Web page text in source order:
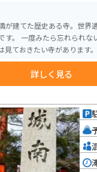
が建てた歴史ある寺。世界
す。 一度みたら忘れられな
見ておきたい寺があります
万枚、約２０キロの金を使
量の金使用してます。
詳しく見る